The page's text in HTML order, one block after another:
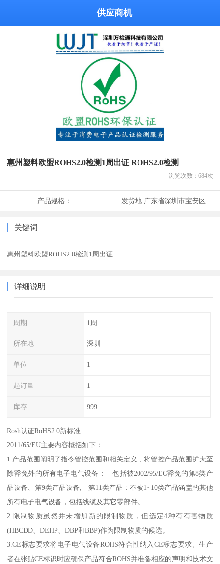
供应商机
惠州塑料欧盟ROHS2.0检测1周出证 ROHS2.0检测
浏览次数： 684次
产品规格： 发货地:广东省深圳市宝安区
关键词
惠州塑料欧盟ROHS2.0检测1周出证
详细说明
周期 1周
所在地 深圳
单位 1
起订量 1
库存 999
Rosh认证RoHS2.0新标准
2011/65/EU主要内容概括如下：
1.产品范围阐明了指令管控范围和相关定义，将管控产品范围扩大至
除豁免外的所有电子电气设备：—包括被2002/95/EC豁免的第8类产
品设备、第9类产品设备;—第11类产品：不被1~10类产品涵盖的其他
所有电子电气设备，包括线缆及其它零部件。
2.限制物质虽然并未增加新的限制物质，但选定4种有有害物质
(HBCDD、DEHP、DBP和BBP)作为限制物质的候选。
3.CE标志要求将电子电气设备ROHS符合性纳入CE标志要求。生产
者在张贴CE标识时应确保产品符合ROHS并准备相应的声明和技术文